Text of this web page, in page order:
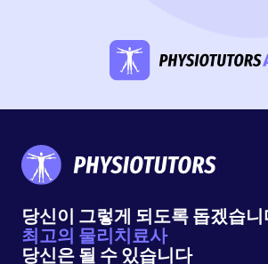
당신이 그렇게 되도록 돕겠습니
최고의 물리치료사
당신은 될 수 있습니다